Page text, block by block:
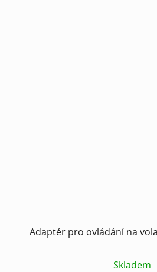
Adaptér pro ovládání na
Skladem